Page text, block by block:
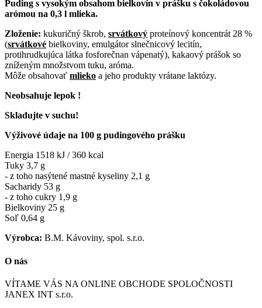
Puding s vysokým obsahom bielkovín v prášku s čokoládovou
arómou na 0,3 l mlieka.
Zloženie: kukuričný škrob, srvátkový proteínový koncentrát 28 %
(srvátkové bielkoviny, emulgátor slnečnicový lecitín,
protihrudkujúca látka fosforečnan vápenatý), kakaový prášok so
zníženým množstvom tuku, aróma.
Môže obsahovať mlieko a jeho produkty vrátane laktózy.
Neobsahuje lepok !
Skladujte v suchu!
Výživové údaje na 100 g pudingového prášku
Energia 1518 kJ / 360 kcal
Tuky 3,7 g
- z toho nasýtené mastné kyseliny 2,1 g
Sacharidy 53 g
- z toho cukry 1,9 g
Bielkoviny 25 g
Soľ 0,64 g
Výrobca: B.M. Kávoviny, spol. s.r.o.
O nás
VÍTAME VÁS NA ONLINE OBCHODE SPOLOČNOSTI
JANEX INT s.r.o.